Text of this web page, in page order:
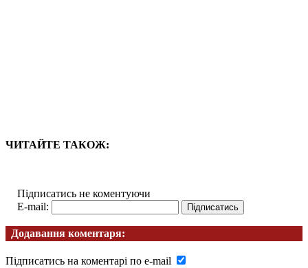
ЧИТАЙТЕ ТАКОЖ:
Підписатись не коментуючи
E-mail:
Додавання коментаря:
Підписатись на коментарі по e-mail